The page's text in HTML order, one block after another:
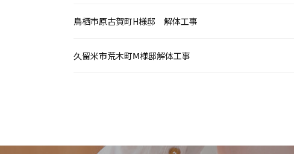
鳥栖市原古賀町H様邸 解体工事
久留米市荒木町Ⅿ様邸解体工事